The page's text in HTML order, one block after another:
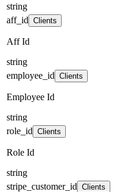
string
aff_id Clients
Aff Id
string
employee_id Clients
Employee Id
string
role_id Clients
Role Id
string
stripe_customer_id Clients